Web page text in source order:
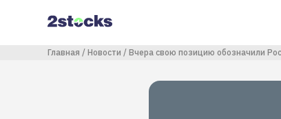
содержанию
Строка навигации
Главная Новости Вчера свою позицию обозначили